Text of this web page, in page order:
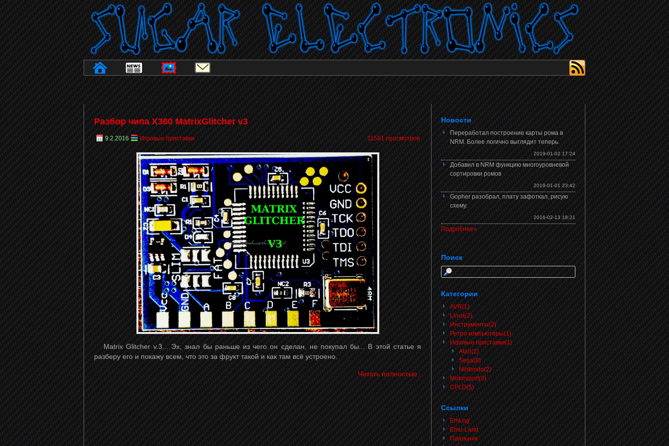
Разбор чипа X360 MatrixGlitcher v3
9.2.2016 Игровые приставки 11581 просмотров
Matrix Glitcher v.3... Эх, знал бы раньше из чего он сделан, не покупал бы... В этой статье я
разберу его и покажу всем, что это за фрукт такой и как там всё устроено.
Читать полностью..
Новости
Переработал построение карты рома в
NRM. Более логично выглядит теперь.
2019-01-02 17:24
Добавил в NRM функцию многоуровневой
сортировки ромов
2019-01-01 23:42
Gopher разобрал, плату зафоткал, рисую
схему.
2016-02-13 18:21
Подробнее»
Поиск
Категории
AVR(1)
Linux(2)
Инструменты(2)
Ретро компьютеры(1)
Игровые приставки(1)
Atari(2)
Sega(8)
Nintendo(2)
Motorsport(3)
CPLD(5)
Ссылки
EmLog
Emu-Land
Паяльник